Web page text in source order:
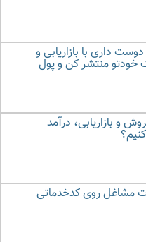
داری با بازاریابی و
خودتو منتشر کن و پول
و بازاریابی، درآمد
مشاغل روی کدخدماتی